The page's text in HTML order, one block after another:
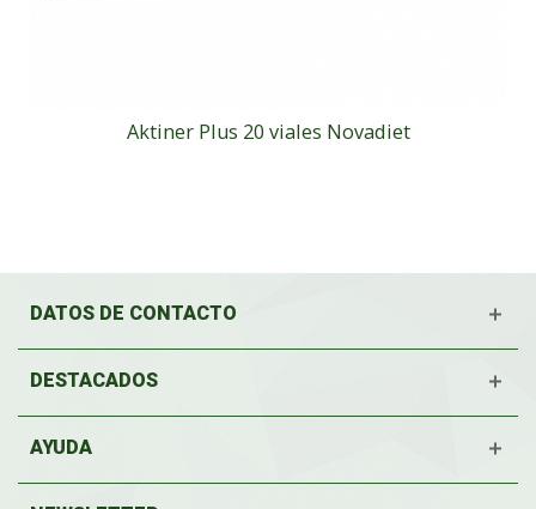
Aktiner Plus 20 viales Novadiet
DATOS DE CONTACTO
DESTACADOS
AYUDA